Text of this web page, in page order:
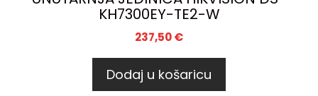
KH7300EY-TE2-W
237,50€
Dodaj u košaricu